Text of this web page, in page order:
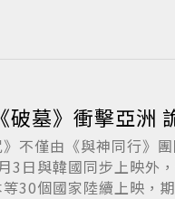
破墓》衝擊亞洲
不僅由《與神同行》
3日與韓國同步上映外
30個國家陸續上映，